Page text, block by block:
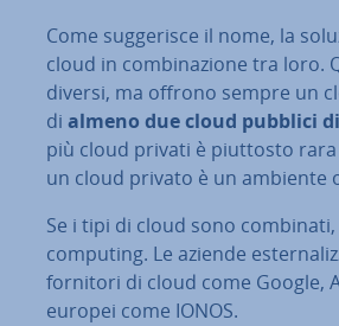
Come sug­ge­ri­sce il nome, la
cloud in com­bi­na­zio­ne tra loro.
diversi, ma offrono sempre un
di almeno due cloud pubblici
più cloud privati è piuttosto
un cloud privato è un ambiente
Se i tipi di cloud sono
computing. Le aziende
fornitori di cloud come Google,
europei come IONOS.